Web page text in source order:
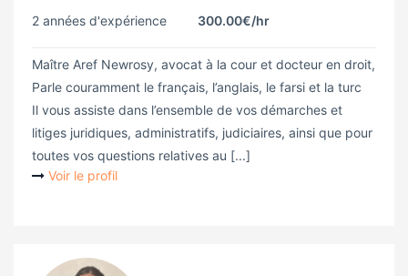
2 années d'expérience 300.00€/hr
Maître Aref Newrosy, avocat à la cour et docteur en droit,
Parle couramment le français, l’anglais, le farsi et la turc
Il vous assiste dans l’ensemble de vos démarches et
litiges juridiques, administratifs, judiciaires, ainsi que pour
toutes vos questions relatives au [...]
Voir le profil